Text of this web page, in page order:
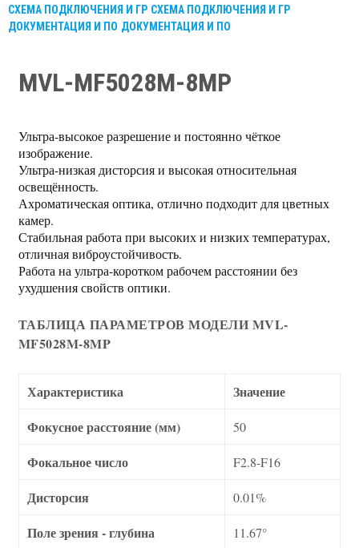
СХЕМА ПОДКЛЮЧЕНИЯ И ГР СХЕМА ПОДКЛЮЧЕНИЯ И ГР
ДОКУМЕНТАЦИЯ И ПО ДОКУМЕНТАЦИЯ И ПО
MVL-MF5028M-8MP
Ультра-высокое разрешение и постоянно чёткое
изображение.
Ультра-низкая дисторсия и высокая относительная
освещённость.
Ахроматическая оптика, отлично подходит для цветных
камер.
Стабильная работа при высоких и низких температурах,
отличная виброустойчивость.
Работа на ультра-коротком рабочем расстоянии без
ухудшения свойств оптики.
ТАБЛИЦА ПАРАМЕТРОВ МОДЕЛИ MVL-
MF5028M-8MP
Характеристика
Значение
Фокусное расстояние (мм)
50
Фокальное число F2.8-F16
Дисторсия 0.01%
Поле зрения - глубина 11.67°